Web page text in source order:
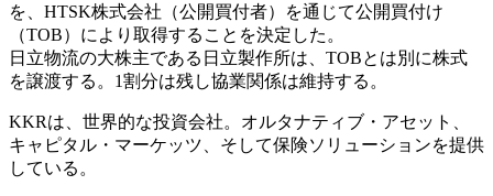
を、HTSK株式会社（公開買付者）を通じて公開買付け
（TOB）により取得することを決定した。
日立物流の大株主である日立製作所は、TOBとは別に株式
を譲渡する。1割分は残し協業関係は維持する。
KKRは、世界的な投資会社。オルタナティブ・アセット、
キャピタル・マーケッツ、そして保険ソリューションを提供
している。